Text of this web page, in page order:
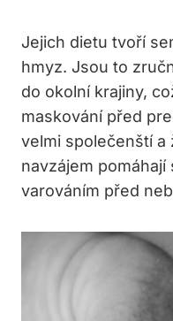
Jejich dietu tvoří
hmyz. Jsou to
do okolní krajiny,
maskování před
velmi společenští a
navzájem
varováním před